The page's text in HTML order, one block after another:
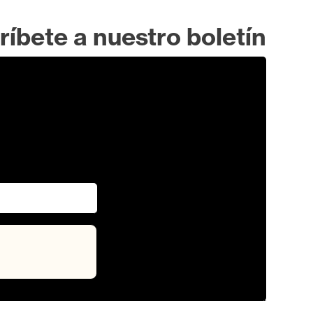
a nuestro boletín